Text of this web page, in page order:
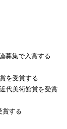
募集で入賞する
を受賞する
代美術館賞を受賞
賞する